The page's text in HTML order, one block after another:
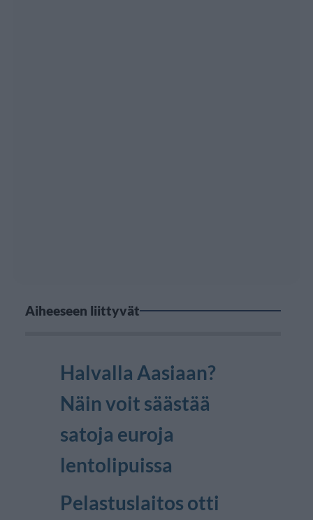
Aiheeseen liittyvät
Halvalla Aasiaan?
Näin voit säästää
satoja euroja
lentolipuissa
Pelastuslaitos otti